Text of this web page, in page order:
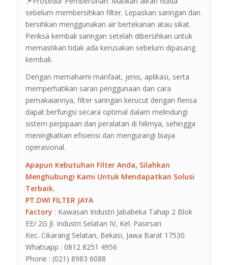
sebelum membersihkan filter. Lepaskan saringan dan
bersihkan menggunakan air bertekanan atau sikat.
Periksa kembali saringan setelah dibersihkan untuk
memastikan tidak ada kerusakan sebelum dipasang
kembali.
Dengan memahami manfaat, jenis, aplikasi, serta
memperhatikan saran penggunaan dan cara
pemakaiannya, filter saringan kerucut dengan flensa
dapat berfungsi secara optimal dalam melindungi
sistem perpipaan dan peralatan di hilirnya, sehingga
meningkatkan efisiensi dan mengurangi biaya
operasional.
Apapun Kebutuhan Filter Anda, Silahkan
Menghubungi Kami Untuk Mendapatkan Solusi
Terbaik.
PT.DWI FILTER JAYA
Factory : Kawasan Industri Jababeka Tahap 2 Blok
EE/ 2G Jl. Industri Selatan IV, Kel. Pasirsari
Kec. Cikarang Selatan, Bekasi, Jawa Barat 17530
Whatsapp : 0812 8251 4956
Phone : (021) 8983 6088